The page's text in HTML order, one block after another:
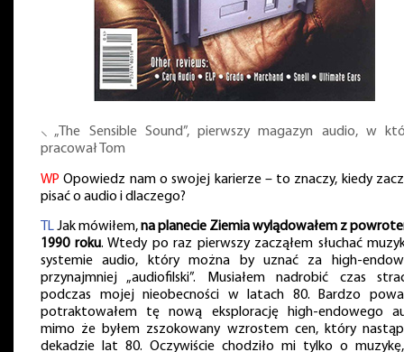
⸜ „The Sensible Sound”, pierwszy magazyn audio, w
pracował Tom
WP Opowiedz nam o swojej karierze – to znaczy, kiedy
pisać o audio i dlaczego?
TLJak mówiłem,na planecie Ziemia wylądowałem z
1990 roku. Wtedy po raz pierwszy zacząłem słuchać
systemie audio, który można by uznać za high-
przynajmniej „audiofilski”. Musiałem nadrobić czas
podczas mojej nieobecności w latach 80. Bardzo
potraktowałem tę nową eksplorację high-endowego
mimo że byłem zszokowany wzrostem cen, który
dekadzie lat 80. Oczywiście chodziło mi tylko o